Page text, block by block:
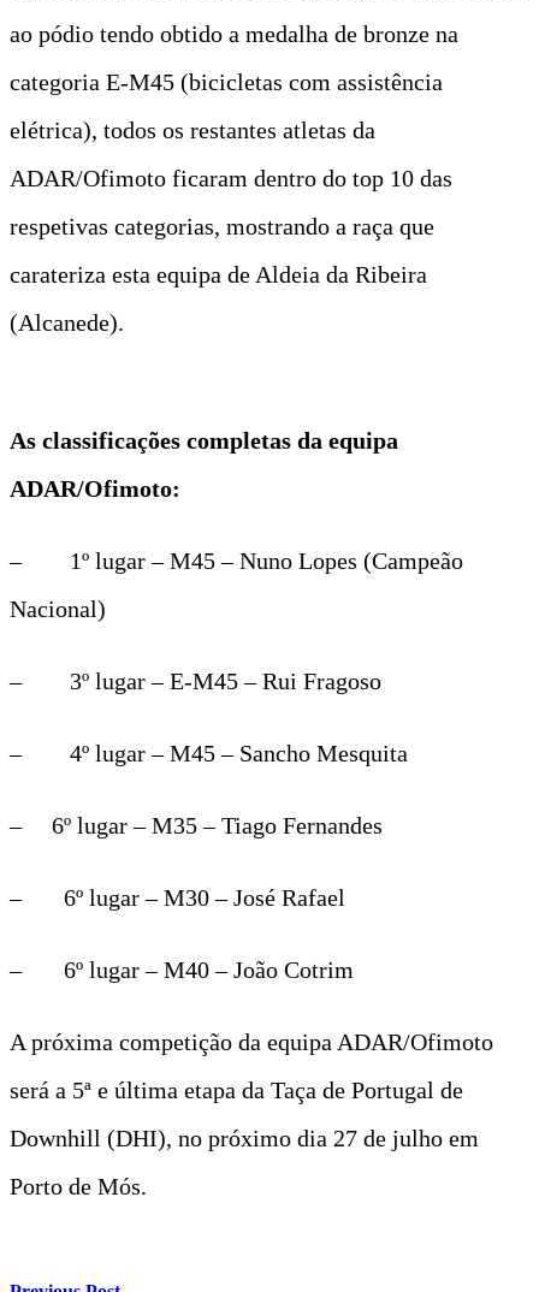
ao pódio tendo obtido a medalha de bronze na
categoria E-M45 (bicicletas com assistência
elétrica), todos os restantes atletas da
ADAR/Ofimoto ficaram dentro do top 10 das
respetivas categorias, mostrando a raça que
carateriza esta equipa de Aldeia da Ribeira
(Alcanede).
As classificações completas da equipa
ADAR/Ofimoto:
– 1º lugar – M45 – Nuno Lopes (Campeão
Nacional)
– 3º lugar – E-M45 – Rui Fragoso
– 4º lugar – M45 – Sancho Mesquita
– 6º lugar – M35 – Tiago Fernandes
– 6º lugar – M30 – José Rafael
– 6º lugar – M40 – João Cotrim
A próxima competição da equipa ADAR/Ofimoto
será a 5ª e última etapa da Taça de Portugal de
Downhill (DHI), no próximo dia 27 de julho em
Porto de Mós.